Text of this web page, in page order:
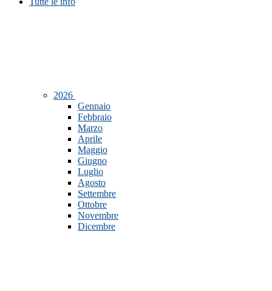
2026
Gennaio
Febbraio
Marzo
Aprile
Maggio
Giugno
Luglio
Agosto
Settembre
Ottobre
Novembre
Dicembre